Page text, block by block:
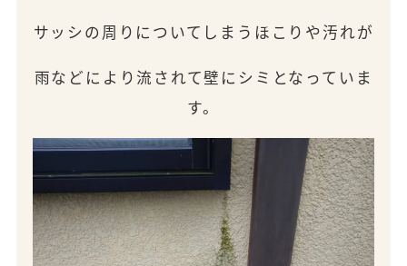
サッシの周りについてしまうほこりや汚れが
雨などにより流されて壁にシミとなっていま
す。